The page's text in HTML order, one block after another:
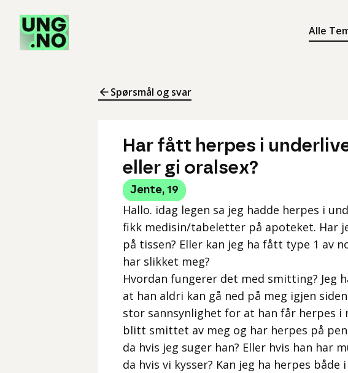
Alle
Søk
Spørsmål og svar
Har fått herpes i
eller gi oralsex?
Jente, 19
Hallo. idag legen sa jeg hadde herpes i
fikk medisin/tabeletter på apoteket. Har
på tissen? Eller kan jeg ha fått type 1 av
har slikket meg?
Hvordan fungerer det med smitting? Jeg
at han aldri kan gå ned på meg igjen
stor sannsynlighet for at han får herpes i
blitt smittet av meg og har herpes på
da hvis jeg suger han? Eller hvis han har
da hvis vi kysser? Kan jeg ha herpes